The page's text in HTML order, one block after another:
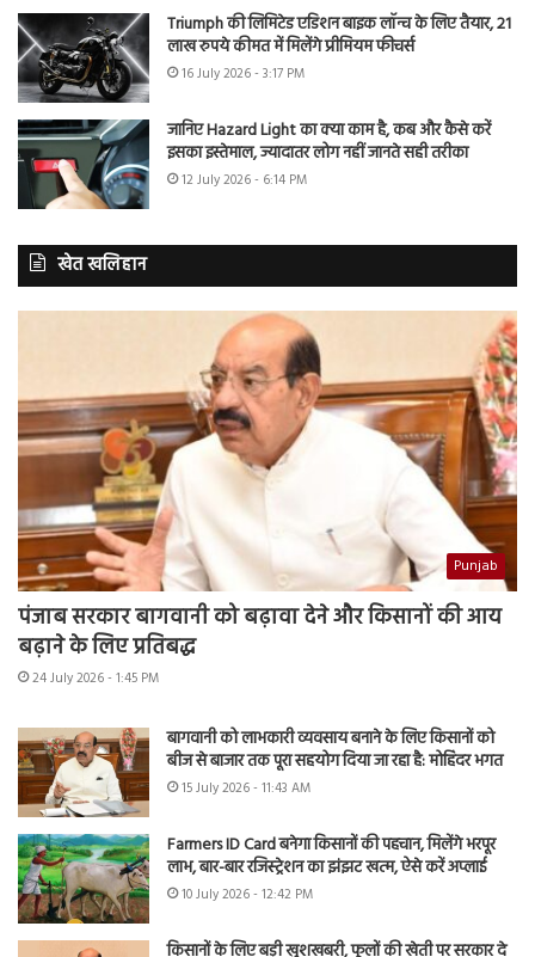
Triumph की लिमिटेड एडिशन बाइक लॉन्च के लिए तैयार, 21
लाख रुपये कीमत में मिलेंगे प्रीमियम फीचर्स
16 July 2026 - 3:17 PM
जानिए Hazard Light का क्या काम है, कब और कैसे करें
इसका इस्तेमाल, ज्यादातर लोग नहीं जानते सही तरीका
12 July 2026 - 6:14 PM
खेत खलिहान
Punjab
पंजाब सरकार बागवानी को बढ़ावा देने और किसानों की आय
बढ़ाने के लिए प्रतिबद्ध
24 July 2026 - 1:45 PM
बागवानी को लाभकारी व्यवसाय बनाने के लिए किसानों को
बीज से बाजार तक पूरा सहयोग दिया जा रहा है: मोहिंदर भगत
15 July 2026 - 11:43 AM
Farmers ID Card बनेगा किसानों की पहचान, मिलेंगे भरपूर
लाभ, बार-बार रजिस्ट्रेशन का झंझट खत्म, ऐसे करें अप्लाई
10 July 2026 - 12:42 PM